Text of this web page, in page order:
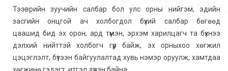
Тээврийн зуучийн салбар бол улс орны нийгэм, эдийн
засгийн онцгой ач холбогдол бүхий салбар бөгөөд
цаашид бид эх орон, ард түмэн, эрхэм харилцагч та бүхнээ
дэлхий нийттэй холбогч гүүр байж, эх орныхоо хөгжил
цэцэглэлт, бүтээн байгуулалтад хувь нэмэр оруулж, хамтдаа